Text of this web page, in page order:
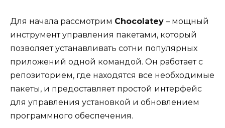
Для начала рассмотрим Chocolatey – мощный
инструмент управления пакетами, который
позволяет устанавливать сотни популярных
приложений одной командой. Он работает с
репозиторием, где находятся все необходимые
пакеты, и предоставляет простой интерфейс
для управления установкой и обновлением
программного обеспечения.